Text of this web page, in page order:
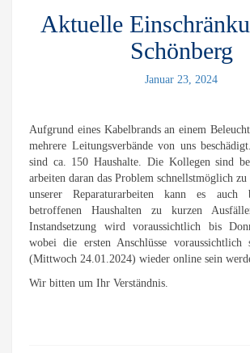
Aktuelle
Schönberg
Januar 23, 2024
Aufgrund eines Kabelbrands an einem
mehrere Leitungsverbände von uns
sind ca. 150 Haushalte. Die Kollegen sind
arbeiten daran das Problem schnellstmöglich
unserer Reparaturarbeiten kann es
betroffenen Haushalten zu kurzen
Instandsetzung wird voraussichtlich bis
wobei die ersten Anschlüsse voraussichtlich
(Mittwoch 24.01.2024) wieder online sein
Wir bitten um Ihr Verständnis.